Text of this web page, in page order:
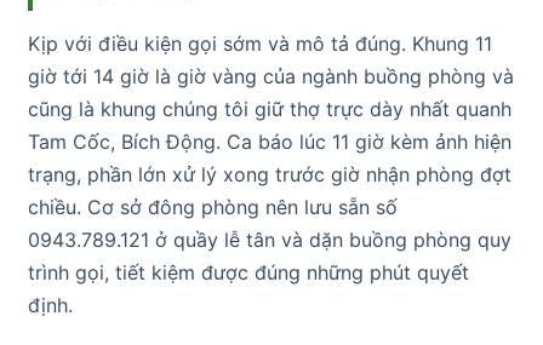
Kịp với điều kiện gọi sớm và mô tả đúng. Khung 11
giờ tới 14 giờ là giờ vàng của ngành buồng phòng và
cũng là khung chúng tôi giữ thợ trực dày nhất quanh
Tam Cốc, Bích Động. Ca báo lúc 11 giờ kèm ảnh hiện
trạng, phần lớn xử lý xong trước giờ nhận phòng đợt
chiều. Cơ sở đông phòng nên lưu sẵn số
0943.789.121 ở quầy lễ tân và dặn buồng phòng quy
trình gọi, tiết kiệm được đúng những phút quyết
định.